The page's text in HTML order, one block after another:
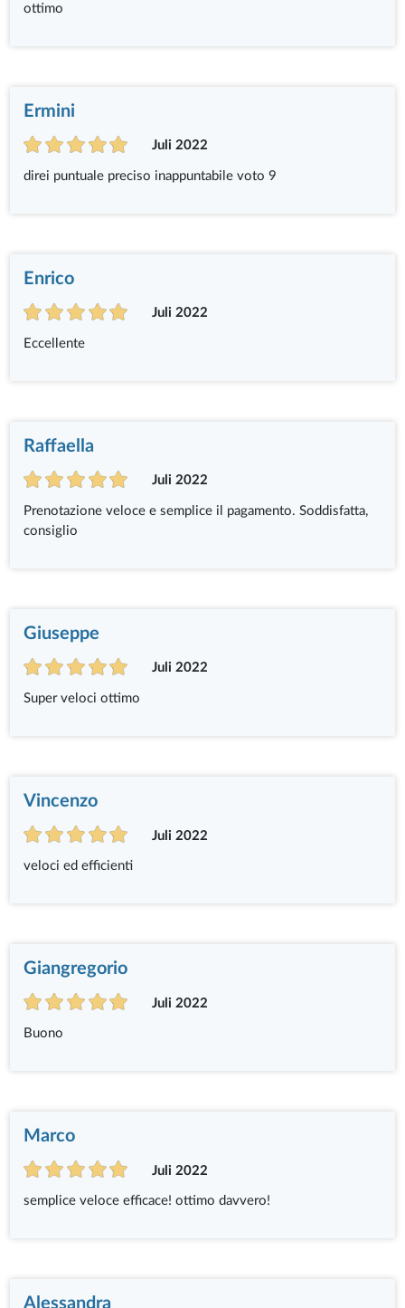
ottimo
Ermini
Juli 2022
direi puntuale preciso inappuntabile voto 9
Enrico
Juli 2022
Eccellente
Raffaella
Juli 2022
Prenotazione veloce e semplice il pagamento. Soddisfatta,
consiglio
Giuseppe
Juli 2022
Super veloci ottimo
Vincenzo
Juli 2022
veloci ed efficienti
Giangregorio
Juli 2022
Buono
Marco
Juli 2022
semplice veloce efficace! ottimo davvero!
Alessandra